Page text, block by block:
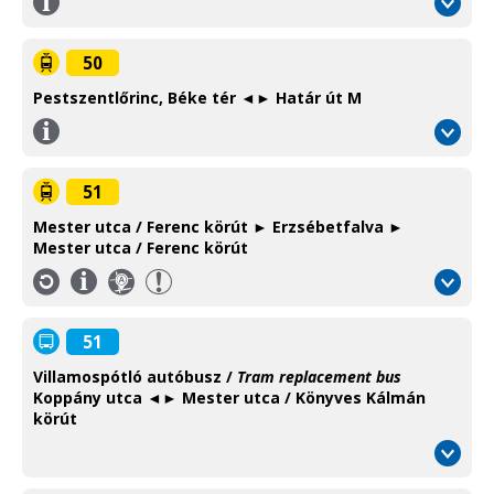
Information
50
Pestszentlőrinc, Béke tér ◄► Határ út M
Információ
Information
51
Mester utca / Ferenc körút ► Erzsébetfalva ►
Mester utca / Ferenc körút
Információ
Information
Térkép
Map
51
Villamospótló autóbusz / Tram replacement bus
Koppány utca ◄► Mester utca / Könyves Kálmán
körút